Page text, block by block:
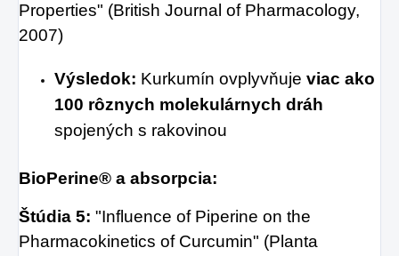
Properties" (British Journal of Pharmacology,
2007)
Výsledok: Kurkumín ovplyvňuje viac ako
100 rôznych molekulárnych dráh
spojených s rakovinou
BioPerine® a absorpcia:
Štúdia 5: "Influence of Piperine on the
Pharmacokinetics of Curcumin" (Planta